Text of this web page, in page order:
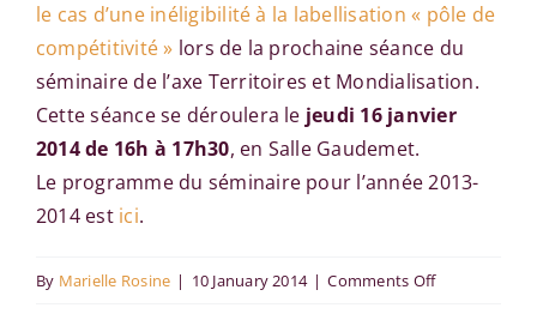
le cas d’une inéligibilité à la labellisation « pôle de
compétitivité » lors de la prochaine séance du
séminaire de l’axe Territoires et Mondialisation.
Cette séance se déroulera le jeudi 16 janvier
2014 de 16h à 17h30, en Salle Gaudemet.
Le programme du séminaire pour l’année 2013-
2014 est ici.
By Marielle Rosine | 10 January 2014 | Comments Offon